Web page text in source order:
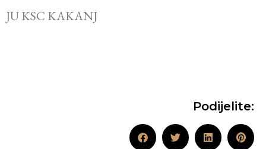
JU KSC KAKANJ
Podijelite: